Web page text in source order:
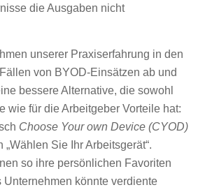
die Ausgaben nicht
unserer Praxiserfahrung in den
von BYOD-Einsätzen ab und
bessere Alternative, die sowohl
wie für die Arbeitgeber Vorteile hat:
Choose Your own Device (CYOD)
„Wählen Sie Ihr Arbeitsgerät“.
so ihre persönlichen Favoriten
Unternehmen könnte verdiente